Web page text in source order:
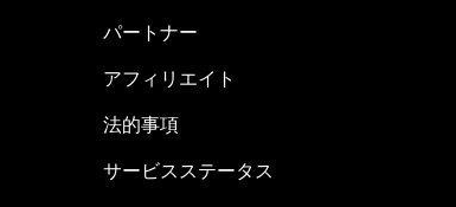
パートナー
アフィリエイト
法的事項
サービスステータス